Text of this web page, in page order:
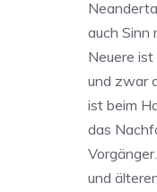
auch Sinn
Neuere
und zwar
ist beim
das
und